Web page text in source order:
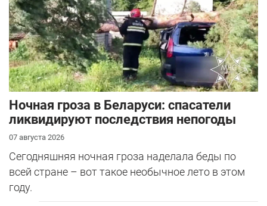
Ночная гроза в Беларуси: спасатели
ликвидируют последствия непогоды
07 августа 2026
Сегодняшняя ночная гроза наделала беды по
всей стране – вот такое необычное лето в этом
году.